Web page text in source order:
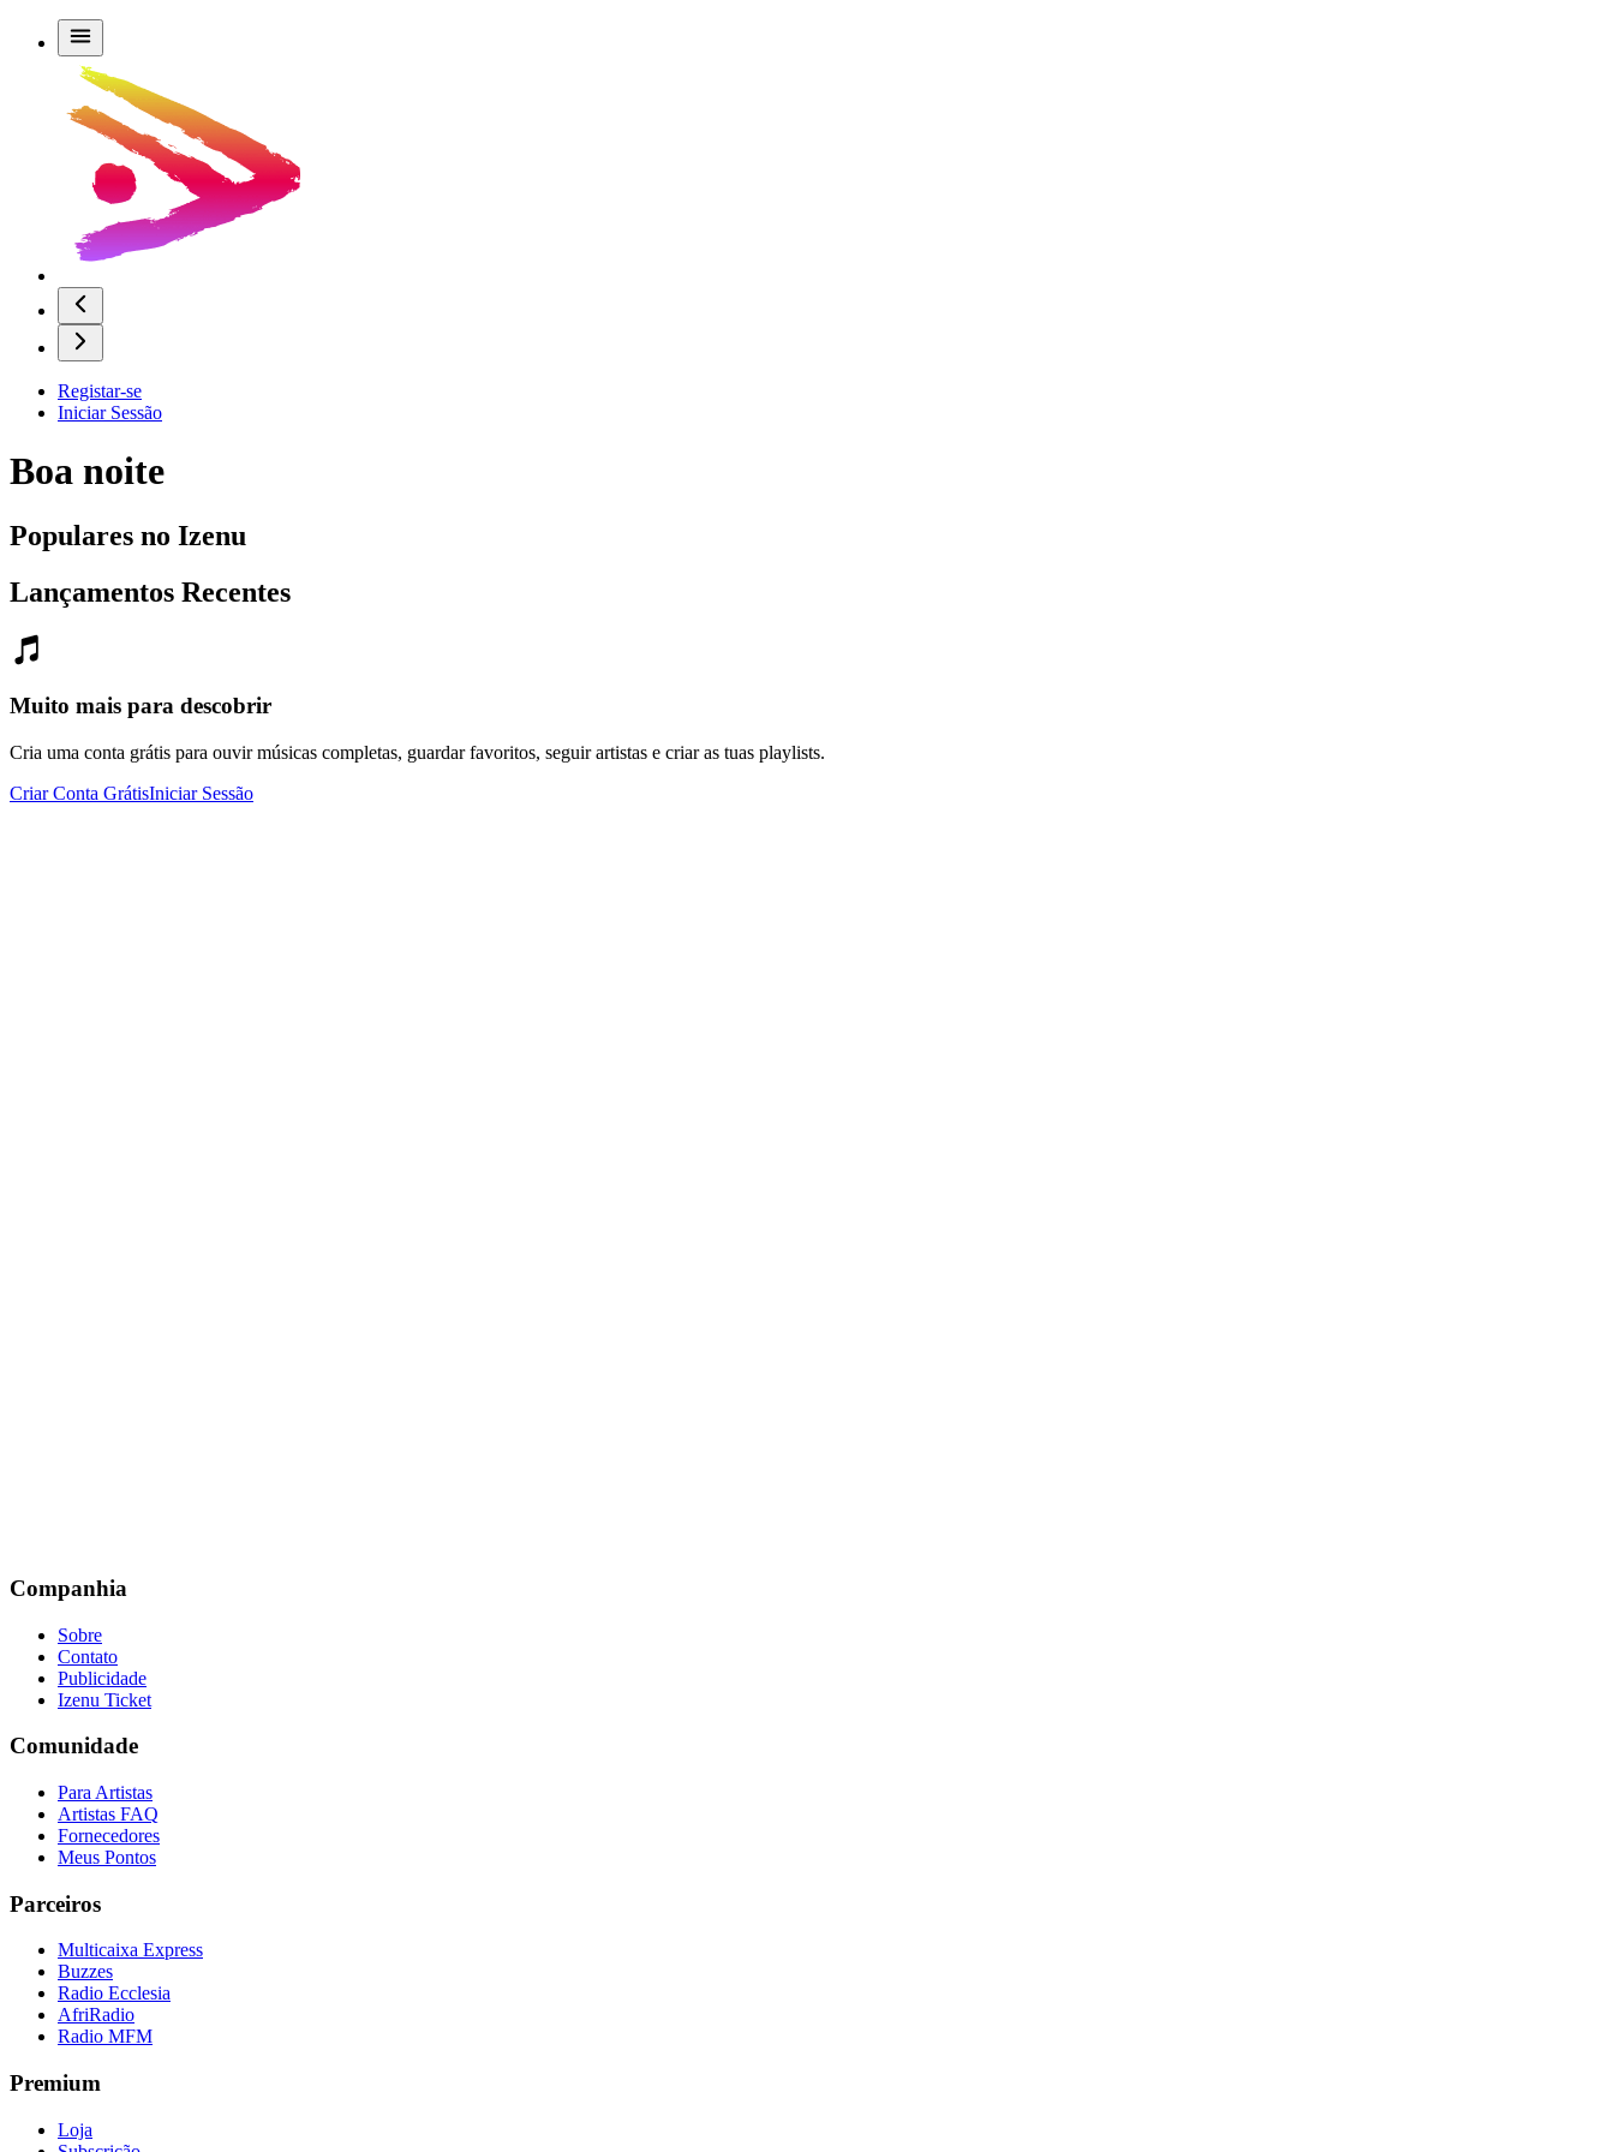
Registar-se
Iniciar Sessão
Boa noite
Populares no Izenu
Lançamentos Recentes
Muito mais para descobrir
Cria uma conta grátis para ouvir músicas completas, guardar favoritos, seguir artistas e criar as tuas playlists.
Criar Conta GrátisIniciar Sessão
Companhia
Sobre
Contato
Publicidade
Izenu Ticket
Comunidade
Para Artistas
Artistas FAQ
Fornecedores
Meus Pontos
Parceiros
Multicaixa Express
Buzzes
Radio Ecclesia
AfriRadio
Radio MFM
Premium
Loja